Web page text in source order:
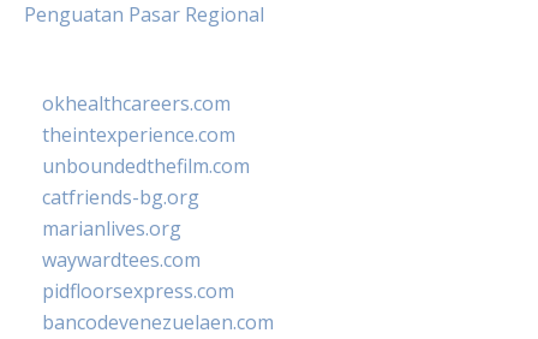
Penguatan Pasar Regional
okhealthcareers.com
theintexperience.com
unboundedthefilm.com
catfriends-bg.org
marianlives.org
waywardtees.com
pidfloorsexpress.com
bancodevenezuelaen.com